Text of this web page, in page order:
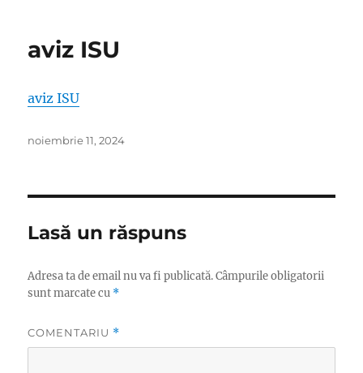
aviz ISU
aviz ISU
Publicat
noiembrie 11, 2024
Lasă un răspuns
Adresa ta de email nu va fi publicată. Câmpurile obligatorii
sunt marcate cu *
COMENTARIU *